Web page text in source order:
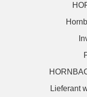
Lieferant